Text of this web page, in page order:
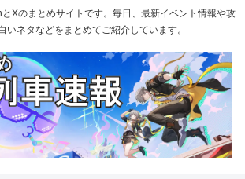
Xのまとめサイトです。毎日、最新イベント情報や攻
いネタなどをまとめてご紹介しています。